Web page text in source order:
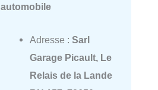
automobile
Adresse : Sarl
Garage Picault, Le
Relais de la Lande